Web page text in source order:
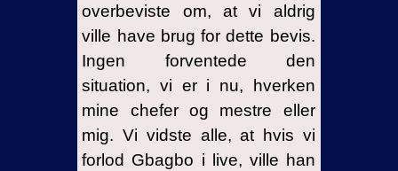
overbeviste om, at vi aldrig
ville have brug for dette bevis.
Ingen forventede den
situation, vi er i nu, hverken
mine chefer og mestre eller
mig. Vi vidste alle, at hvis vi
forlod Gbagbo i live, ville han